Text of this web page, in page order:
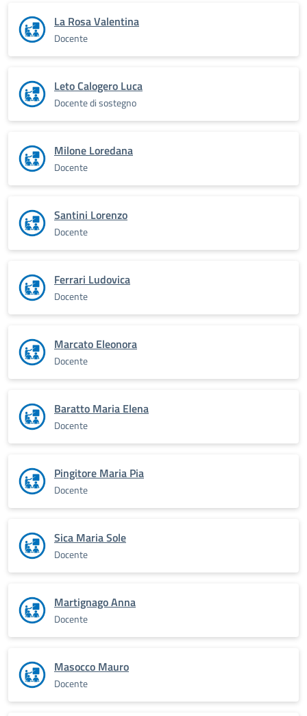
La Rosa Valentina
Docente
Leto Calogero Luca
Docente di sostegno
Milone Loredana
Docente
Santini Lorenzo
Docente
Ferrari Ludovica
Docente
Marcato Eleonora
Docente
Baratto Maria Elena
Docente
Pingitore Maria Pia
Docente
Sica Maria Sole
Docente
Martignago Anna
Docente
Masocco Mauro
Docente